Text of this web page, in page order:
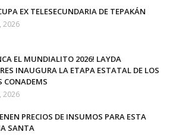
EX TELESECUNDARIA DE TEPAKÁN
2026
EL MUNDIALITO 2026! LAYDA
INAUGURA LA ETAPA ESTATAL DE LOS
CONADEMS
2026
PRECIOS DE INSUMOS PARA ESTA
SANTA